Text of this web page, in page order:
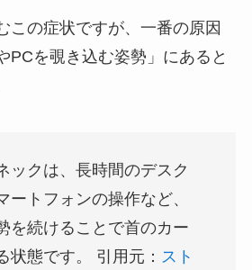
この症状ですが、一番の原因
PCを覗き込む姿勢」にあると
ックは、長時間のデスク
ートフォンの操作など、
を続けることで首のカー
状態です。 引用元： スト